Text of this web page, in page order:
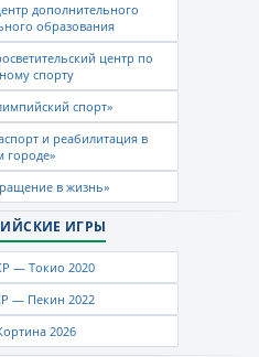
дополнительного
образования
центр по
спорту
спорт»
и реабилитация в
городе»
в жизнь»
ИГРЫ
— Токио 2020
— Пекин 2022
2026